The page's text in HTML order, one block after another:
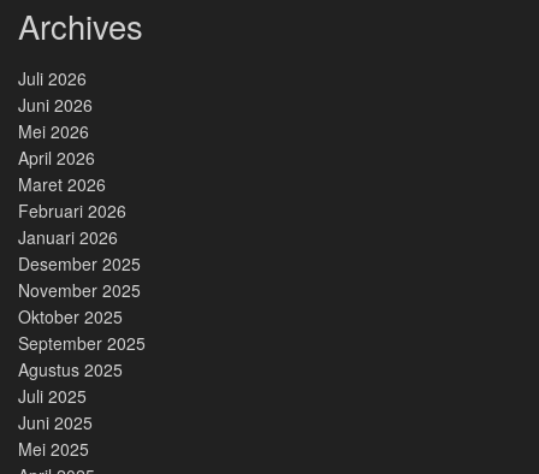
Archives
Juli 2026
Juni 2026
Mei 2026
April 2026
Maret 2026
Februari 2026
Januari 2026
Desember 2025
November 2025
Oktober 2025
September 2025
Agustus 2025
Juli 2025
Juni 2025
Mei 2025